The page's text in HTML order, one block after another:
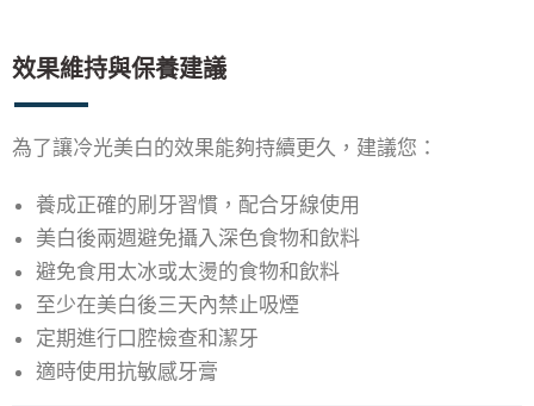
效果維持與保養建議
為了讓冷光美白的效果能夠持續更久，建議您：
養成正確的刷牙習慣，配合牙線使用
美白後兩週避免攝入深色食物和飲料
避免食用太冰或太燙的食物和飲料
至少在美白後三天內禁止吸煙
定期進行口腔檢查和潔牙
適時使用抗敏感牙膏